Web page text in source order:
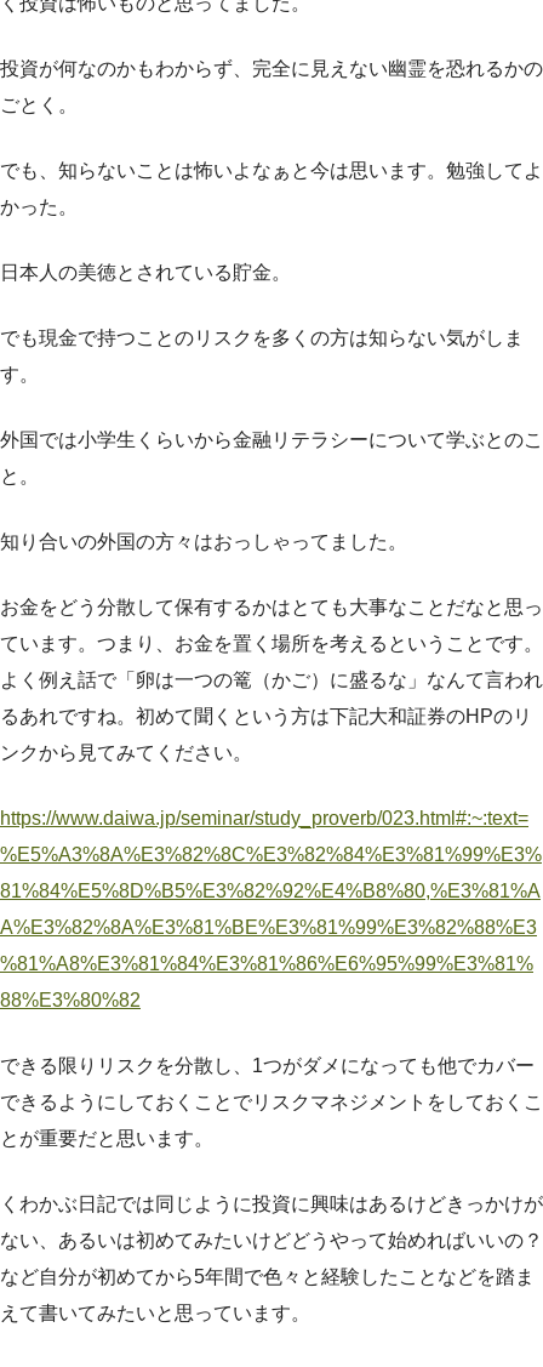
投資が何なのかもわからず、完全に見えない幽霊を恐れるかの
ごとく。
でも、知らないことは怖いよなぁと今は思います。勉強してよ
かった。
日本人の美徳とされている貯金。
でも現金で持つことのリスクを多くの方は知らない気がしま
す。
外国では小学生くらいから金融リテラシーについて学ぶとのこ
と。
知り合いの外国の方々はおっしゃってました。
お金をどう分散して保有するかはとても大事なことだなと思っ
ています。つまり、お金を置く場所を考えるということです。
よく例え話で「卵は一つの篭（かご）に盛るな」なんて言われ
るあれですね。初めて聞くという方は下記大和証券のHPのリ
ンクから見てみてください。
https://www.daiwa.jp/seminar/study_proverb/023.html#:~:text=
%E5%A3%8A%E3%82%8C%E3%82%84%E3%81%99%E3%
81%84%E5%8D%B5%E3%82%92%E4%B8%80,%E3%81%A
A%E3%82%8A%E3%81%BE%E3%81%99%E3%82%88%E3
%81%A8%E3%81%84%E3%81%86%E6%95%99%E3%81%
88%E3%80%82
できる限りリスクを分散し、1つがダメになっても他でカバー
できるようにしておくことでリスクマネジメントをしておくこ
とが重要だと思います。
くわかぶ日記では同じように投資に興味はあるけどきっかけが
ない、あるいは初めてみたいけどどうやって始めればいいの？
など自分が初めてから5年間で色々と経験したことなどを踏ま
えて書いてみたいと思っています。